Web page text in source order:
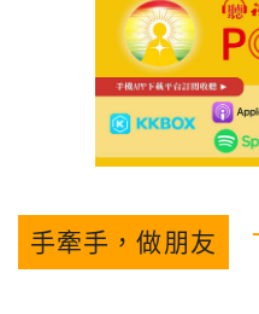
手牽手，做朋友